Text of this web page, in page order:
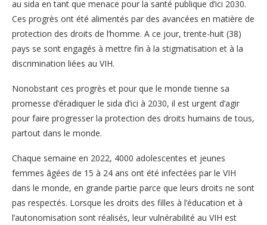
au sida en tant que menace pour la santé publique d’ici 2030.
Ces progrès ont été alimentés par des avancées en matière de
protection des droits de l’homme. A ce jour, trente-huit (38)
pays se sont engagés à mettre fin à la stigmatisation et à la
discrimination liées au VIH.
Nonobstant ces progrès et pour que le monde tienne sa
promesse d’éradiquer le sida d’ici à 2030, il est urgent d’agir
pour faire progresser la protection des droits humains de tous,
partout dans le monde.
Chaque semaine en 2022, 4000 adolescentes et jeunes
femmes âgées de 15 à 24 ans ont été infectées par le VIH
dans le monde, en grande partie parce que leurs droits ne sont
pas respectés. Lorsque les droits des filles à l’éducation et à
l’autonomisation sont réalisés, leur vulnérabilité au VIH est